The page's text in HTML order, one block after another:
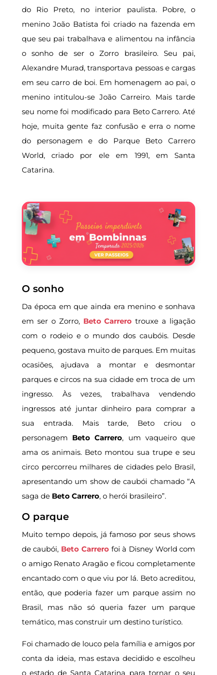
do Rio Preto, no interior paulista. Pobre, o
menino João Batista foi criado na fazenda em
que seu pai trabalhava e alimentou na infância
o sonho de ser o Zorro brasileiro. Seu pai,
Alexandre Murad, transportava pessoas e cargas
em seu carro de boi. Em homenagem ao pai, o
menino intitulou-se João Carreiro. Mais tarde
seu nome foi modificado para Beto Carrero. Até
hoje, muita gente faz confusão e erra o nome
do personagem e do Parque Beto Carrero
World, criado por ele em 1991, em Santa
Catarina.
O sonho
Da época em que ainda era menino e sonhava
em ser o Zorro, Beto Carrero trouxe a ligação
com o rodeio e o mundo dos caubóis. Desde
pequeno, gostava muito de parques. Em muitas
ocasiões, ajudava a montar e desmontar
parques e circos na sua cidade em troca de um
ingresso. Às vezes, trabalhava vendendo
ingressos até juntar dinheiro para comprar a
sua entrada. Mais tarde, Beto criou o
personagem Beto Carrero, um vaqueiro que
ama os animais. Beto montou sua trupe e seu
circo percorreu milhares de cidades pelo Brasil,
apresentando um show de caubói chamado “A
saga deBeto Carrero, o herói brasileiro”.
O parque
Muito tempo depois, já famoso por seus shows
de caubói, Beto Carrerofoi à Disney World com
o amigo Renato Aragão e ficou completamente
encantado com o que viu por lá. Beto acreditou,
então, que poderia fazer um parque assim no
Brasil, mas não só queria fazer um parque
temático, mas construir um destino turístico.
Foi chamado de louco pela família e amigos por
conta da ideia, mas estava decidido e escolheu
o estado de Santa Catarina para tornar o seu